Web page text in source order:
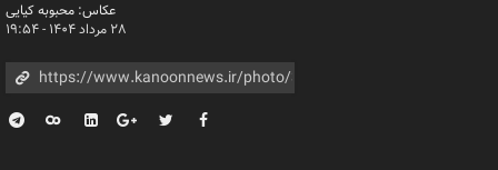
عکاس: محبوبه کیایی
۲۸ مرداد ۱۴۰۴ - ۱۹:۵۴